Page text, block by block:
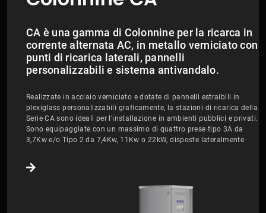
CA è una gamma di Colonnine per la ricarca in
corrente alternata AC, in metallo verniciato con
punti di ricarica laterali, pannelli
personalizzabili e sistema antivandalo.
Realizzate in acciaio verniciato e dotate di pannelli estraibili in
plexiglass personalizzabili graficamente, la stazioni di ricarica della
Serie CA sono ideali per l’installazione in ambienti pubblici e privati.
Sono equipaggiate con un massimo di quattro prese tipo 3A da
3,7Kw e/o Tipo 2 da 7,4Kw, 11Kw o 22kW, disposte lateralmente.